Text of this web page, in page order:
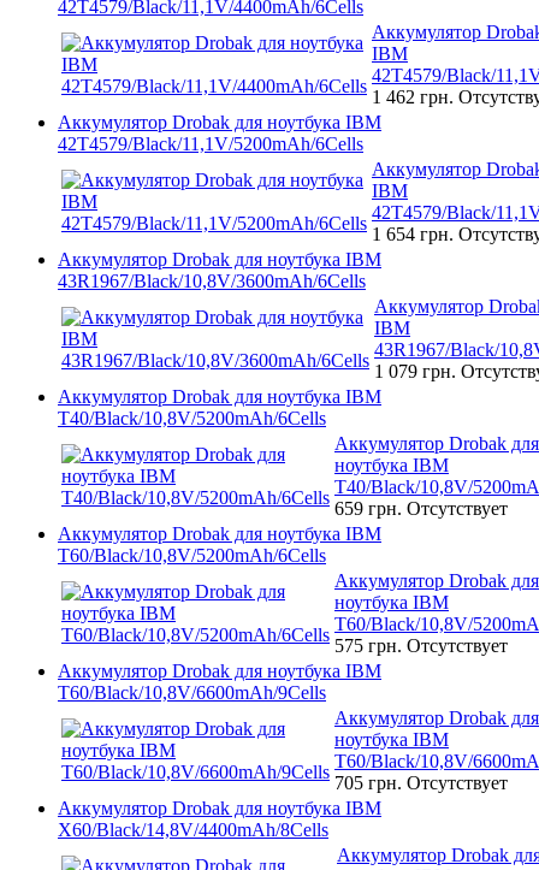
42T4579/Black/11,1V/4400mAh/6Cells
Аккумулятор
IBM
42T4579/Black/
1 462 грн.
Аккумулятор Drobak для ноутбука IBM
42T4579/Black/11,1V/5200mAh/6Cells
Аккумулятор
IBM
42T4579/Black/
1 654 грн.
Аккумулятор Drobak для ноутбука IBM
43R1967/Black/10,8V/3600mAh/6Cells
Аккумулятор
IBM
43R1967/Black/
1 079 грн.
Аккумулятор Drobak для ноутбука IBM
T40/Black/10,8V/5200mAh/6Cells
Аккумулятор Drobak для
ноутбука IBM
T40/Black/10,8V/
659 грн. Отсутствует
Аккумулятор Drobak для ноутбука IBM
T60/Black/10,8V/5200mAh/6Cells
Аккумулятор Drobak для
ноутбука IBM
T60/Black/10,8V/
575 грн. Отсутствует
Аккумулятор Drobak для ноутбука IBM
T60/Black/10,8V/6600mAh/9Cells
Аккумулятор Drobak для
ноутбука IBM
T60/Black/10,8V/
705 грн. Отсутствует
Аккумулятор Drobak для ноутбука IBM
X60/Black/14,8V/4400mAh/8Cells
Аккумулятор Drobak